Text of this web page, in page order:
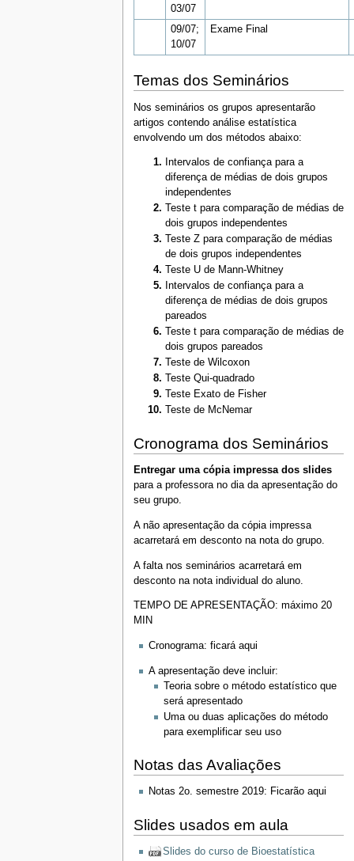
03/07
09/07;
10/07
Exame Final
Temas dos Seminários
Nos seminários os grupos apresentarão
artigos contendo análise estatística
envolvendo um dos métodos abaixo:
Intervalos de confiança para a
diferença de médias de dois grupos
independentes
Teste t para comparação de médias de
dois grupos independentes
Teste Z para comparação de médias
de dois grupos independentes
Teste U de Mann-Whitney
Intervalos de confiança para a
diferença de médias de dois grupos
pareados
Teste t para comparação de médias de
dois grupos pareados
Teste de Wilcoxon
Teste Qui-quadrado
Teste Exato de Fisher
Teste de McNemar
Cronograma dos Seminários
Entregar uma cópia impressa dos slides
para a professora no dia da apresentação do
seu grupo.
A não apresentação da cópia impressa
acarretará em desconto na nota do grupo.
A falta nos seminários acarretará em
desconto na nota individual do aluno.
TEMPO DE APRESENTAÇÃO: máximo 20
MIN
Cronograma: ficará aqui
A apresentação deve incluir:
Teoria sobre o método estatístico que
será apresentado
Uma ou duas aplicações do método
para exemplificar seu uso
Notas das Avaliações
Notas 2o. semestre 2019: Ficarão aqui
Slides usados em aula
Slides do curso de Bioestatística